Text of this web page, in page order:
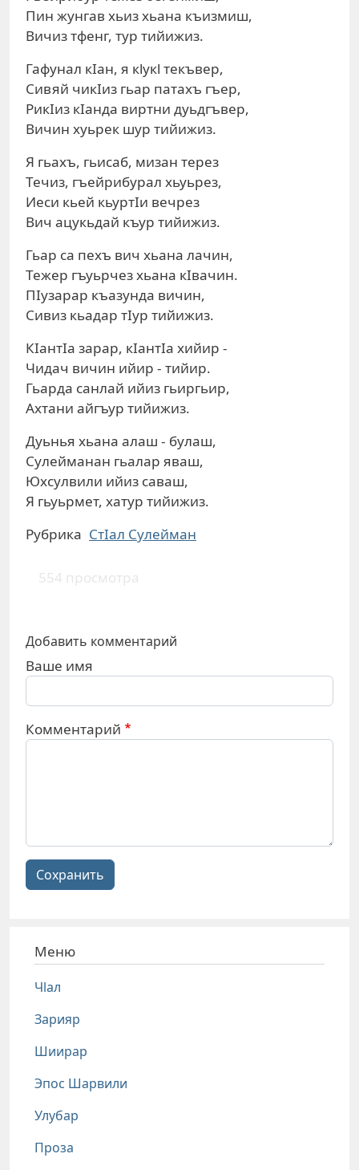
Пин жунгав хьиз хьана къизмиш,
Вичиз тфенг, тур тийижиз.
Гафунал кIан, я кlyкl текъвер,
Сивяй чикIиз гьар патахъ гъер,
РикIиз кIанда виртни дуьдгъвер,
Вичин хуьрек шур тийижиз.
Я гьахъ, гьисаб, мизан терез
Течиз, гъейрибурал хьуьрез,
Иеси кьей кьуртIи вечрез
Вич ацукьдай къур тийижиз.
Гьар са пехъ вич хьана лачин,
Тежер гъуьрчез хьана кIвачин.
ПIузарар къазунда вичин,
Сивиз кьадар тIур тийижиз.
КIантIа зарар, кIантIа хийир -
Чидач вичин ийир - тийир.
Гьарда санлай ийиз гьиргьир,
Ахтани айгъур тийижиз.
Дуьнья хьана алаш - булаш,
Сулейманан гьалар яваш,
Юхсулвили ийиз саваш,
Я гьуьрмет, хатур тийижиз.
Рубрика СтIал Сулейман
554 просмотра
Добавить комментарий
Ваше имя
Комментарий
Сохранить
Меню
Чlал
Зарияр
Шиирар
Эпос Шарвили
Улубар
Проза